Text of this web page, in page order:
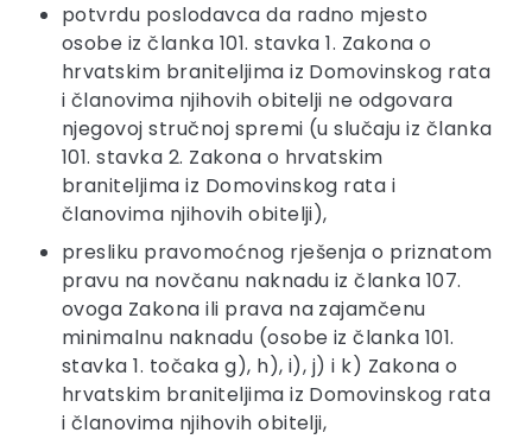
potvrdu poslodavca da radno mjesto
osobe iz članka 101. stavka 1. Zakona o
hrvatskim braniteljima iz Domovinskog rata
i članovima njihovih obitelji ne odgovara
njegovoj stručnoj spremi (u slučaju iz članka
101. stavka 2. Zakona o hrvatskim
braniteljima iz Domovinskog rata i
članovima njihovih obitelji),
presliku pravomoćnog rješenja o priznatom
pravu na novčanu naknadu iz članka 107.
ovoga Zakona ili prava na zajamčenu
minimalnu naknadu (osobe iz članka 101.
stavka 1. točaka g), h), i), j) i k) Zakona o
hrvatskim braniteljima iz Domovinskog rata
i članovima njihovih obitelji,